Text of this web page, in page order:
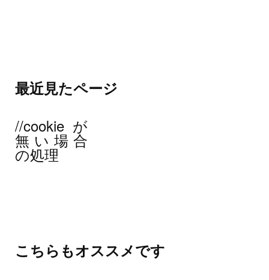
最近見たページ
//cookieが
無い場合
の処理
こちらもオススメです